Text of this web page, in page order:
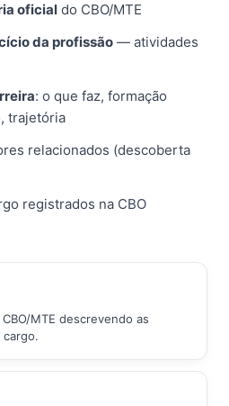
oficial do CBO/MTE
da profissão — atividades
: o que faz, formação
trajetória
relacionados (descoberta
registrados na CBO
MTE descrevendo as